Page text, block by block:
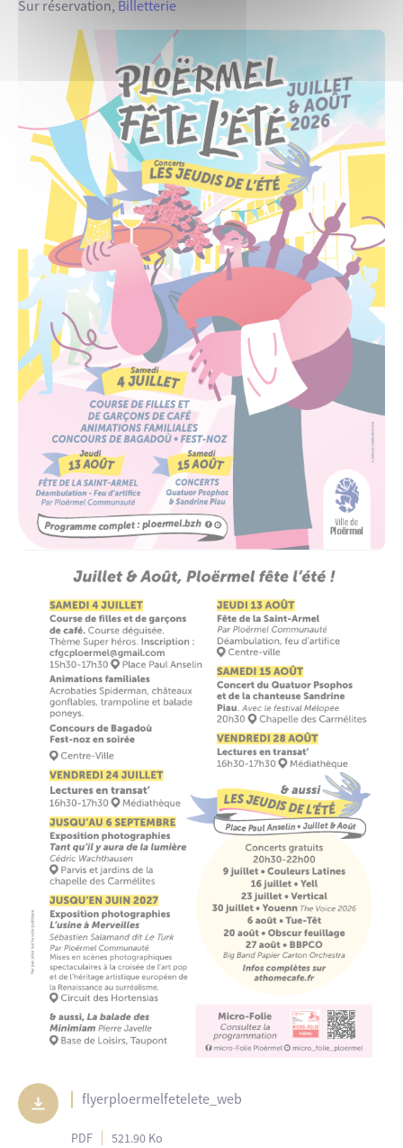
Sur réservation, Billetterie
flyerploermelfetelete_web
PDF 521.90 Ko